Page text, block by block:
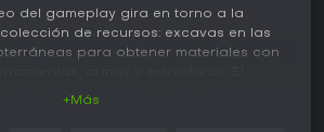
del gameplay gira en torno a la
de recursos: excavas en las
para obtener materiales con
+Más